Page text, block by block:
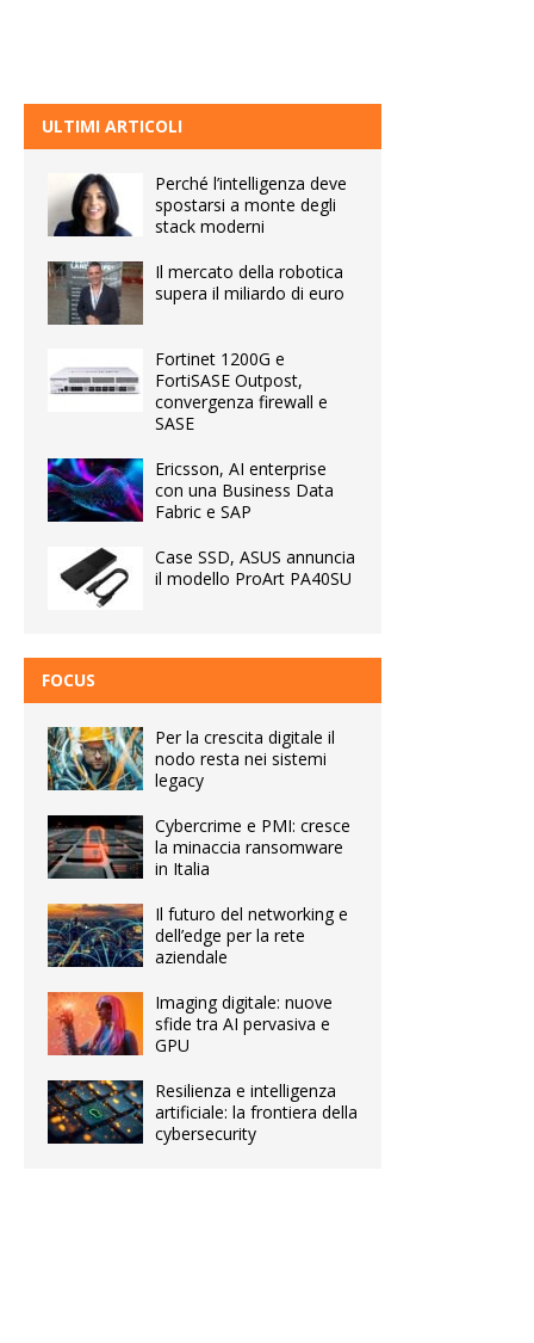
ULTIMI ARTICOLI
Perché l’intelligenza deve
spostarsi a monte degli
stack moderni
Il mercato della robotica
supera il miliardo di euro
Fortinet 1200G e
FortiSASE Outpost,
convergenza firewall e
SASE
Ericsson, AI enterprise
con una Business Data
Fabric e SAP
Case SSD, ASUS annuncia
il modello ProArt PA40SU
FOCUS
Per la crescita digitale il
nodo resta nei sistemi
legacy
Cybercrime e PMI: cresce
la minaccia ransomware
in Italia
Il futuro del networking e
dell’edge per la rete
aziendale
Imaging digitale: nuove
sfide tra AI pervasiva e
GPU
Resilienza e intelligenza
artificiale: la frontiera della
cybersecurity